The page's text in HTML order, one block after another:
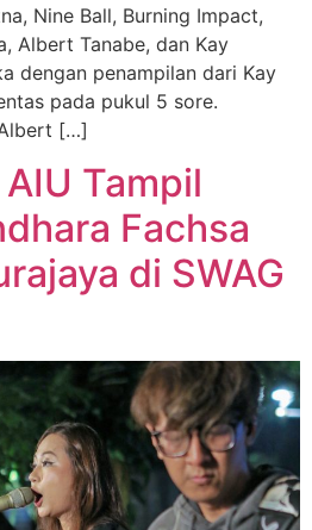
Nine Ball, Burning Impact,
Albert Tanabe, dan Kay
dengan penampilan dari Kay
pada pukul 5 sore.
[…]
Tampil
Fachsa
di SWAG